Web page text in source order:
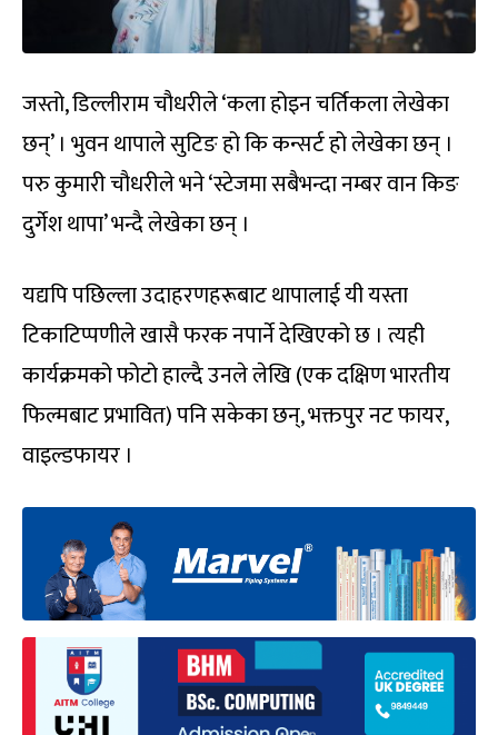
जस्तो, डिल्लीराम चौधरीले ‘कला होइन चर्तिकला लेखेका
छन्’ । भुवन थापाले सुटिङ हो कि कन्सर्ट हो लेखेका छन् ।
परु कुमारी चौधरीले भने ‘स्टेजमा सबैभन्दा नम्बर वान किङ
दुर्गेश थापा’ भन्दै लेखेका छन् ।
यद्यपि पछिल्ला उदाहरणहरूबाट थापालाई यी यस्ता
टिकाटिप्पणीले खासै फरक नपार्ने देखिएको छ । त्यही
कार्यक्रमको फोटो हाल्दै उनले लेखि (एक दक्षिण भारतीय
फिल्मबाट प्रभावित) पनि सकेका छन्, भक्तपुर नट फायर,
वाइल्डफायर ।